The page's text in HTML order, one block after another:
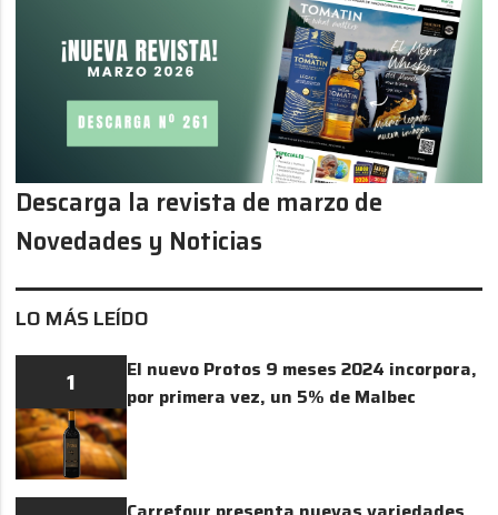
LO MÁS LEÍDO
1
El nuevo Protos 9 meses 2024 incorpora,
por primera vez, un 5% de Malbec
Descarga la revista de marzo de
Novedades y Noticias